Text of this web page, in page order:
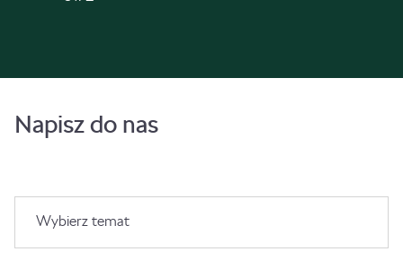
Napisz do nas
Wybierz temat